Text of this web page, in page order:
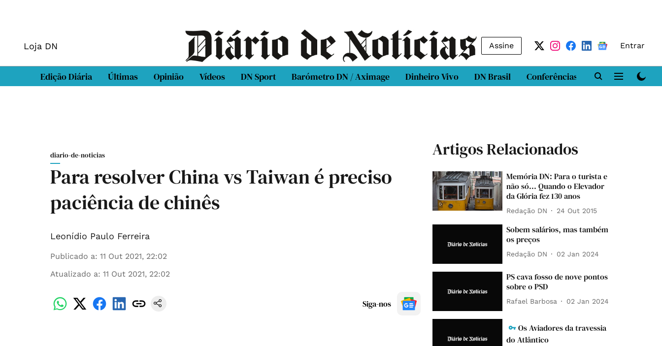
Loja DN Assine Entrar
Edição Diária Últimas Opinião Vídeos DN Sport Barómetro DN / Aximage Dinheiro Vivo DN Brasil Conferências DN LAB
diario-de-noticias
Para resolver China vs Taiwan é preciso
paciência de chinês
Leonídio Paulo Ferreira
Publicado a: 11 Out 2021, 22:02
Atualizado a: 11 Out 2021, 22:02
Siga-nos
Artigos Relacionados
Memória DN: Para o turista e
não só... Quando o Elevador
da Glória fez 130 anos
Redação DN 24 Out 2015
Sobem salários, mas também
os preços
Redação DN 02 Jan 2024
PS cava fosso de nove pontos
sobre o PSD
Rafael Barbosa 02 Jan 2024
Os Aviadores da travessia
do Atlântico